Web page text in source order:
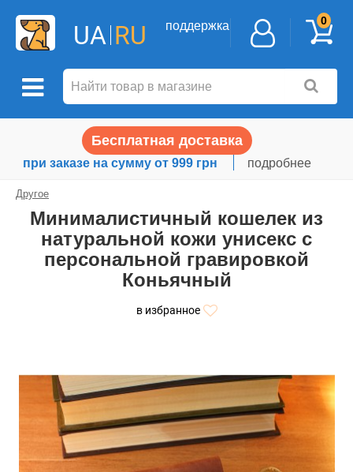
UA RU поддержка 0
Бесплатная доставка
при заказе на сумму от 999 грн подробнее
Другое
Минималистичный кошелек из
натуральной кожи унисекс с
персональной гравировкой
Коньячный
в избранное